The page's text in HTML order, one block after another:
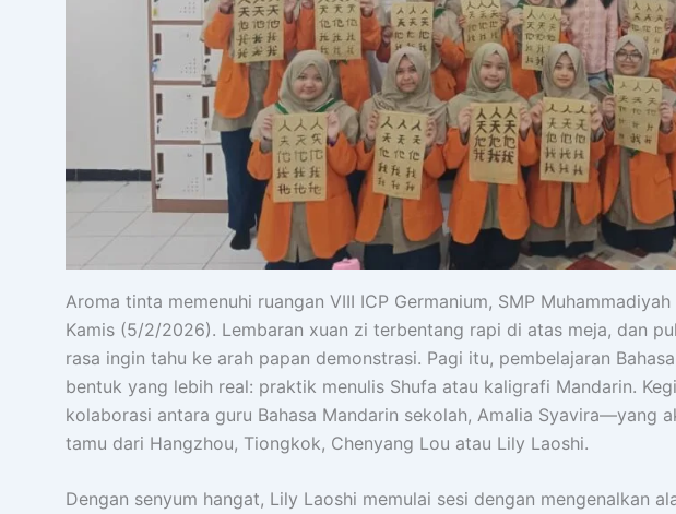
Aroma tinta memenuhi ruangan VIII ICP Germanium, SMP
Kamis (5/2/2026). Lembaran xuan zi terbentang rapi di atas meja, dan
rasa ingin tahu ke arah papan demonstrasi. Pagi itu, pembelajaran
bentuk yang lebih real: praktik menulis Shufa atau kaligrafi Mandarin.
kolaborasi antara guru Bahasa Mandarin sekolah, Amalia Syavira—yang
tamu dari Hangzhou, Tiongkok, Chenyang Lou atau Lily Laoshi.
Dengan senyum hangat, Lily Laoshi memulai sesi dengan mengenalkan